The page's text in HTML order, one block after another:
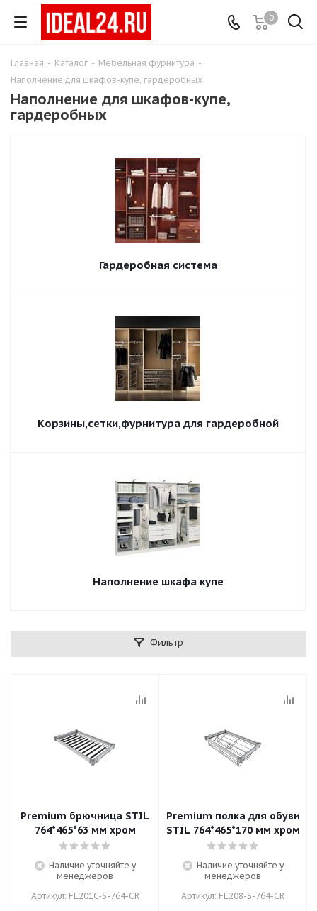
0
Главная - Каталог - Мебельная фурнитура -
Наполнение для шкафов-купе, гардеробных
Наполнение для шкафов-купе,
гардеробных
Гардеробная система
Корзины,сетки,фурнитура для гардеробной
Наполнение шкафа купе
Фильтр
Premium брючница STIL
764*465*63 мм хром
Наличие уточняйте у
менеджеров
Артикул: FL201C-S-764-CR
Premium полка для обуви
STIL 764*465*170 мм хром
Наличие уточняйте у
менеджеров
Артикул: FL208-S-764-CR